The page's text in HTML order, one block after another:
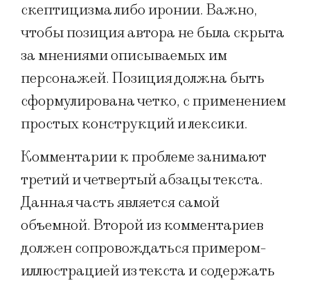
скептицизма либо иронии. Важно,
чтобы позиция автора не была скрыта
за мнениями описываемых им
персонажей. Позиция должна быть
сформулирована четко, с применением
простых конструкций и лексики.
Комментарии к проблеме занимают
третий и четвертый абзацы текста.
Данная часть является самой
объемной. Второй из комментариев
должен сопровождаться примером-
иллюстрацией из текста и содержать